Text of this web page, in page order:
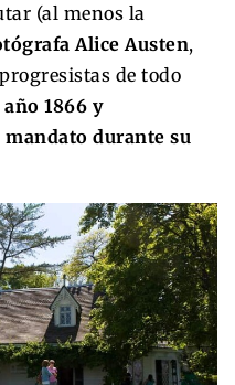
(al menos la
Alice Austen,
de todo
1866 y
durante su